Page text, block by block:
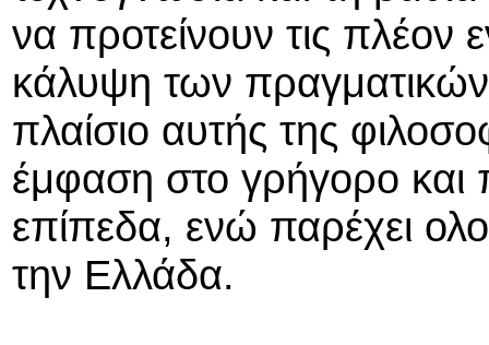
να προτείνουν τις πλέον
κάλυψη των
πλαίσιο αυτής της
έμφαση στο γρήγορο και
επίπεδα, ενώ παρέχει
την Ελλάδα.